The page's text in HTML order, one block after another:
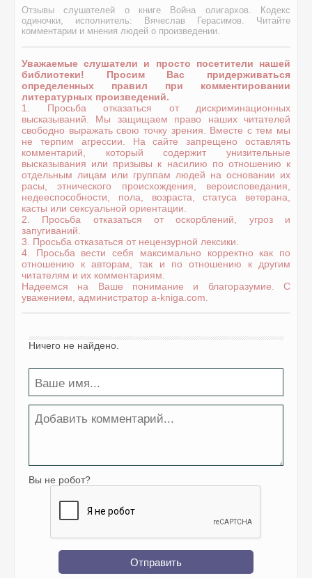
Отзывы слушателей о книге Война олигархов. Кодекс
одиночки, исполнитель: Вячеслав Герасимов. Читайте
комментарии и мнения людей о произведении.
Уважаемые слушатели и просто посетители нашей
библиотеки! Просим Вас придерживаться
определенных правил при комментировании
литературных произведений.
1. Просьба отказаться от дискриминационных
высказываний. Мы защищаем право наших читателей
свободно выражать свою точку зрения. Вместе с тем мы
не терпим агрессии. На сайте запрещено оставлять
комментарий, который содержит унизительные
высказывания или призывы к насилию по отношению к
отдельным лицам или группам людей на основании их
расы, этнического происхождения, вероисповедания,
недееспособности, пола, возраста, статуса ветерана,
касты или сексуальной ориентации.
2. Просьба отказаться от оскорблений, угроз и
запугиваний.
3. Просьба отказаться от нецензурной лексики.
4. Просьба вести себя максимально корректно как по
отношению к авторам, так и по отношению к другим
читателям и их комментариям.
Надеемся на Ваше понимание и благоразумие. С
уважением, администратор a-kniga.com.
Ничего не найдено.
Вы не робот?
Отправить